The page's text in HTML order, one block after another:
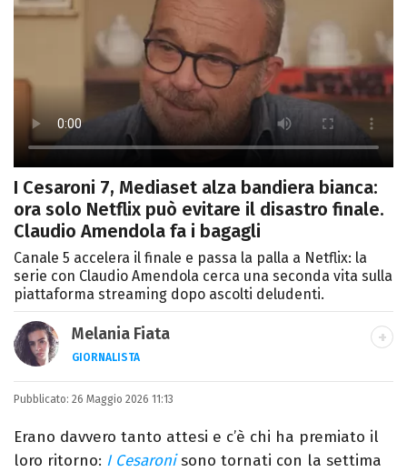
I Cesaroni 7, Mediaset alza bandiera bianca:
ora solo Netflix può evitare il disastro finale.
Claudio Amendola fa i bagagli
Canale 5 accelera il finale e passa la palla a Netflix: la
serie con Claudio Amendola cerca una seconda vita sulla
piattaforma streaming dopo ascolti deludenti.
Melania Fiata
GIORNALISTA
Laureata in Lettere, divoratrice di libri e
serie. Scrivo di spettacoli, film e TV.
Pubblicato: 26 Maggio 2026 11:13
Erano davvero tanto attesi e c’è chi ha premiato il
loro ritorno: I Cesaronisono tornati con la settima